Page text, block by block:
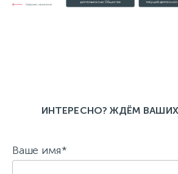
ИНТЕРЕСНО? ЖДЁМ
Ваше имя*